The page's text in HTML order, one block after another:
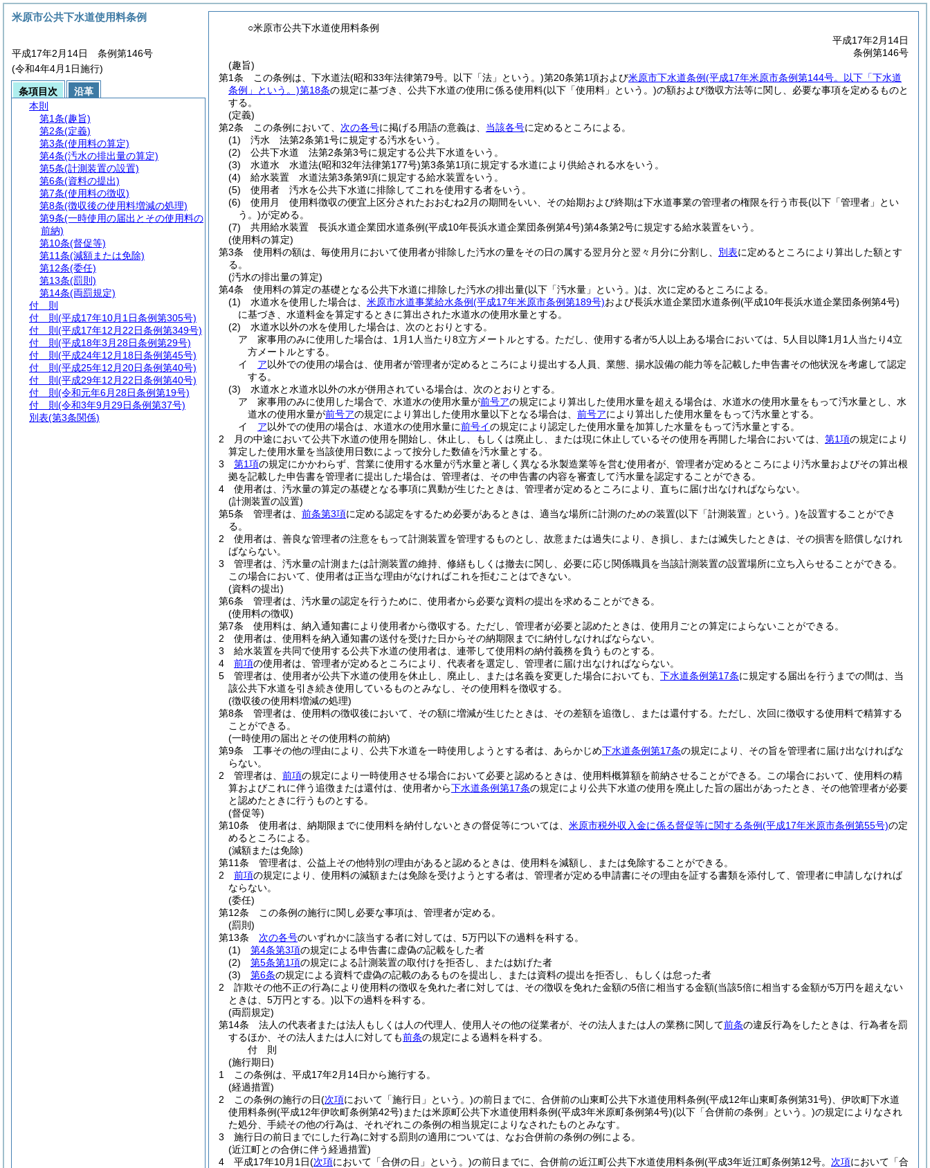
○米原市公共下水道使用料条例
平成17年2月14日
条例第146号
(趣旨)
第1条
この条例は、下水道法(昭和33年法律第79号。以下「法」という。)第20条第1項および米原市下水道条例(平成17年米原市条例第144号。以下「下水道
条例」という。)第18条の規定に基づき、公共下水道の使用に係る使用料(以下「使用料」という。)の額および徴収方法等に関し、必要な事項を定めるものと
する。
(定義)
第2条
この条例において、 次の各号に掲げる用語の意義は、 当該各号に定めるところによる。
(1)
汚水 法第2条第1号に規定する汚水をいう。
(2)
公共下水道 法第2条第3号に規定する公共下水道をいう。
(3)
水道水 水道法(昭和32年法律第177号)第3条第1項に規定する水道により供給される水をいう。
(4)
給水装置 水道法第3条第9項に規定する給水装置をいう。
(5)
使用者 汚水を公共下水道に排除してこれを使用する者をいう。
(6)
使用月 使用料徴収の便宜上区分されたおおむね2月の期間をいい、その始期および終期は下水道事業の管理者の権限を行う市長(以下「管理者」とい
う。)が定める。
(7)
共用給水装置 長浜水道企業団水道条例(平成10年長浜水道企業団条例第4号)第4条第2号に規定する給水装置をいう。
(使用料の算定)
第3条
使用料の額は、毎使用月において使用者が排除した汚水の量をその日の属する翌月分と翌々月分に分割し、 別表に定めるところにより算出した額とす
る。
(汚水の排出量の算定)
第4条
使用料の算定の基礎となる公共下水道に排除した汚水の排出量(以下「汚水量」という。)は、次に定めるところによる。
(1)
水道水を使用した場合は、 米原市水道事業給水条例(平成17年米原市条例第189号)および長浜水道企業団水道条例(平成10年長浜水道企業団条例第4号)
に基づき、水道料金を算定するときに算出された水道水の使用水量とする。
(2)
水道水以外の水を使用した場合は、次のとおりとする。
ア
家事用のみに使用した場合は、1月1人当たり8立方メートルとする。 ただし、使用する者が5人以上ある場合においては、5人目以降1月1人当たり4立
方メートルとする。
イ
ア以外での使用の場合は、使用者が管理者が定めるところにより提出する人員、業態、揚水設備の能力等を記載した申告書その他状況を考慮して認定
する。
(3)
水道水と水道水以外の水が併用されている場合は、次のとおりとする。
ア
家事用のみに使用した場合で、水道水の使用水量が前号アの規定により算出した使用水量を超える場合は、水道水の使用水量をもって汚水量とし、水
道水の使用水量が前号アの規定により算出した使用水量以下となる場合は、 前号アにより算出した使用水量をもって汚水量とする。
イ
ア以外での使用の場合は、水道水の使用水量に前号イの規定により認定した使用水量を加算した水量をもって汚水量とする。
2
月の中途において公共下水道の使用を開始し、休止し、もしくは廃止し、または現に休止しているその使用を再開した場合においては、 第1項の規定により
算定した使用水量を当該使用日数によって按分した数値を汚水量とする。
3
第1項の規定にかかわらず、営業に使用する水量が汚水量と著しく異なる氷製造業等を営む使用者が、管理者が定めるところにより汚水量およびその算出根
拠を記載した申告書を管理者に提出した場合は、管理者は、その申告書の内容を審査して汚水量を認定することができる。
4
使用者は、汚水量の算定の基礎となる事項に異動が生じたときは、管理者が定めるところにより、直ちに届け出なければならない。
(計測装置の設置)
第5条
管理者は、 前条第3項に定める認定をするため必要があるときは、適当な場所に計測のための装置(以下「計測装置」という。)を設置することができ
る。
2
使用者は、善良な管理者の注意をもって計測装置を管理するものとし、故意または過失により、き損し、または滅失したときは、その損害を賠償しなけれ
ばならない。
3
管理者は、汚水量の計測または計測装置の維持、修繕もしくは撤去に関し、必要に応じ関係職員を当該計測装置の設置場所に立ち入らせることができる。
この場合において、使用者は正当な理由がなければこれを拒むことはできない。
(資料の提出)
第6条
管理者は、汚水量の認定を行うために、使用者から必要な資料の提出を求めることができる。
(使用料の徴収)
第7条
使用料は、納入通知書により使用者から徴収する。 ただし、管理者が必要と認めたときは、使用月ごとの算定によらないことができる。
2
使用者は、使用料を納入通知書の送付を受けた日からその納期限までに納付しなければならない。
3
給水装置を共同で使用する公共下水道の使用者は、連帯して使用料の納付義務を負うものとする。
4
前項の使用者は、管理者が定めるところにより、代表者を選定し、管理者に届け出なければならない。
5
管理者は、使用者が公共下水道の使用を休止し、廃止し、または名義を変更した場合においても、 下水道条例第17条に規定する届出を行うまでの間は、当
該公共下水道を引き続き使用しているものとみなし、その使用料を徴収する。
(徴収後の使用料増減の処理)
第8条
管理者は、使用料の徴収後において、その額に増減が生じたときは、その差額を追徴し、または還付する。 ただし、次回に徴収する使用料で精算する
ことができる。
(一時使用の届出とその使用料の前納)
第9条
工事その他の理由により、公共下水道を一時使用しようとする者は、あらかじめ下水道条例第17条の規定により、その旨を管理者に届け出なければな
らない。
2
管理者は、 前項の規定により一時使用させる場合において必要と認めるときは、使用料概算額を前納させることができる。
この場合において、使用料の精
算およびこれに伴う追徴または還付は、使用者から下水道条例第17条の規定により公共下水道の使用を廃止した旨の届出があったとき、その他管理者が必要
と認めたときに行うものとする。
(督促等)
第10条
使用者は、納期限までに使用料を納付しないときの督促等については、 米原市税外収入金に係る督促等に関する条例(平成17年米原市条例第55号)の定
めるところによる。
(減額または免除)
第11条
管理者は、公益上その他特別の理由があると認めるときは、使用料を減額し、または免除することができる。
2
前項の規定により、使用料の減額または免除を受けようとする者は、管理者が定める申請書にその理由を証する書類を添付して、管理者に申請しなければ
ならない。
(委任)
第12条
この条例の施行に関し必要な事項は、管理者が定める。
(罰則)
第13条
次の各号のいずれかに該当する者に対しては、5万円以下の過料を科する。
(1)
第4条第3項の規定による申告書に虚偽の記載をした者
(2)
第5条第1項の規定による計測装置の取付けを拒否し、または妨げた者
(3)
第6条の規定による資料で虚偽の記載のあるものを提出し、または資料の提出を拒否し、もしくは怠った者
2
詐欺その他不正の行為により使用料の徴収を免れた者に対しては、その徴収を免れた金額の5倍に相当する金額(当該5倍に相当する金額が5万円を超えない
ときは、5万円とする。)以下の過料を科する。
(両罰規定)
第14条
法人の代表者または法人もしくは人の代理人、使用人その他の従業者が、その法人または人の業務に関して前条の違反行為をしたときは、行為者を罰
するほか、その法人または人に対しても前条の規定による過料を科する。
付 則
(施行期日)
1
この条例は、平成17年2月14日から施行する。
(経過措置)
2
この条例の施行の日(次項において「施行日」という。)の前日までに、合併前の山東町公共下水道使用料条例(平成12年山東町条例第31号) 、伊吹町下水道
使用料条例(平成12年伊吹町条例第42号) または米原町公共下水道使用料条例(平成3年米原町条例第4号)(以下「合併前の条例」という。)の規定によりなされ
た処分、手続その他の行為は、それぞれこの条例の相当規定によりなされたものとみなす。
3
施行日の前日までにした行為に対する罰則の適用については、なお合併前の条例の例による。
(近江町との合併に伴う経過措置)
4
平成17年10月1日(次項において「合併の日」という。)の前日までに、合併前の近江町公共下水道使用料条例(平成3年近江町条例第12号。 次項において「合
米原市公共下水道使用料条例
平成17年2月14日 条例第146号
(令和4年4月1日施行)
条項目次
沿革
本則
第1条(趣旨)
第2条(定義)
第3条(使用料の算定)
第4条(汚水の排出量の算定)
第5条(計測装置の設置)
第6条(資料の提出)
第7条(使用料の徴収)
第8条(徴収後の使用料増減の処理)
第9条(一時使用の届出とその使用料の
前納)
第10条(督促等)
第11条(減額または免除)
第12条(委任)
第13条(罰則)
第14条(両罰規定)
付 則
付 則 (平成17年10月1日条例第305号)
付 則 (平成17年12月22日条例第349号)
付 則 (平成18年3月28日条例第29号)
付 則 (平成24年12月18日条例第45号)
付 則 (平成25年12月20日条例第40号)
付 則 (平成29年12月22日条例第40号)
付 則 (令和元年6月28日条例第19号)
付 則 (令和3年9月29日条例第37号)
別表(第3条関係)